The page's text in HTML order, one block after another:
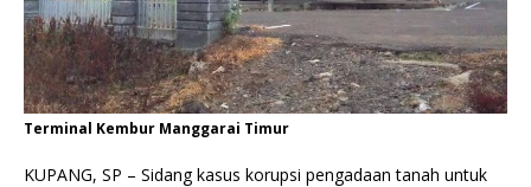
Terminal Kembur Manggarai Timur
KUPANG, SP – Sidang kasus korupsi pengadaan tanah untuk